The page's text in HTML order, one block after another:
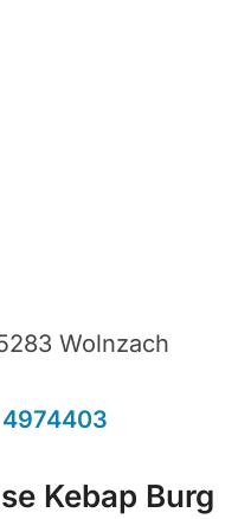
Wolnzach
4974403
Kebap Burg